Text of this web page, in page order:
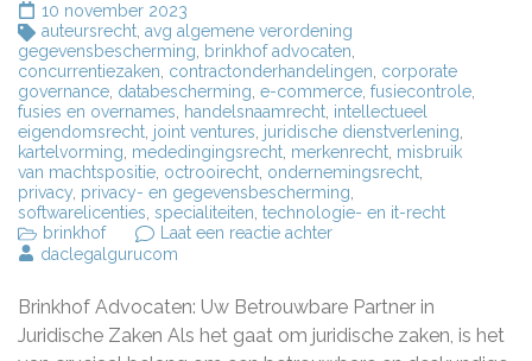
10 november 2023
auteursrecht avg algemene verordening
gegevensbescherming
brinkhof advocaten
concurrentiezaken contractonderhandelingen corporate
governance databescherming e-commerce fusiecontrole
fusies en overnames
handelsnaamrecht intellectueel
eigendomsrecht joint ventures juridische dienstverlening
kartelvorming mededingingsrecht merkenrecht misbruik
van machtspositie octrooirecht ondernemingsrecht
privacy privacy- en gegevensbescherming
softwarelicenties specialiteiten technologie- en it-recht
brinkhof
Laat een reactie achterop
Betrouwbare
Partner
voor
daclegalgurucom
Brinkhof Advocaten: Uw Betrouwbare Partner in
Juridische Zaken Als het gaat om juridische zaken, is het